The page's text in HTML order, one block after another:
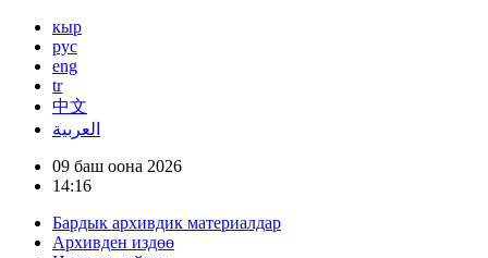
кыр
рус
eng
tr
中文
العربية
09 баш оона 2026
14:16
Бардык архивдик материалдар
Архивден издөө